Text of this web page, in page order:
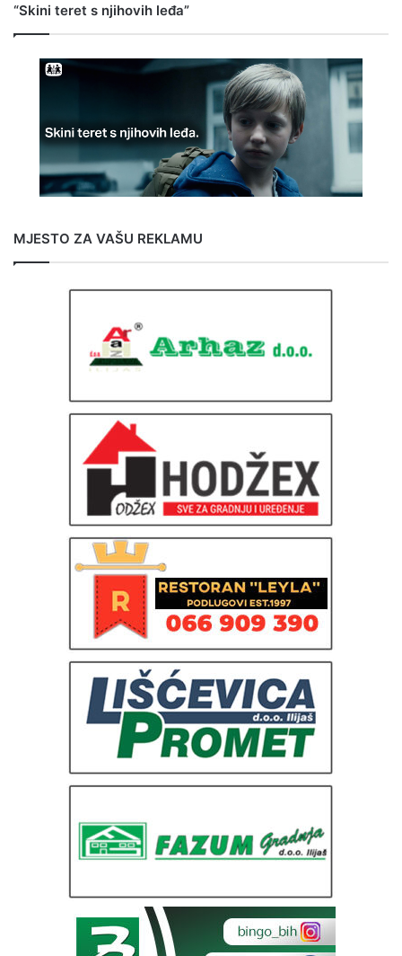
“Skini teret s njihovih leđa”
MJESTO ZA VAŠU REKLAMU